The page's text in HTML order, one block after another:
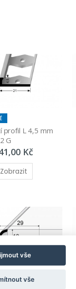
profil L 4,5 mm
G
Kč
Zobrazit
profil ozdobný
vše
vše